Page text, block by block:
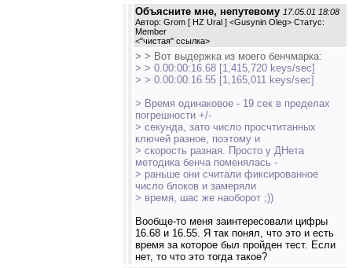
Объясните мне, непутевому 17.05.01 18:08
Автор: Grom [ HZ Ural ] <Gusynin Oleg> Статус:
Member
<"чистая" ссылка>
> > Вот выдержка из моего бенчмарка:
> > 0.00:00:16.68 [1,415,720 keys/sec]
> > 0.00:00:16.55 [1,165,011 keys/sec]
> Время одинаковое - 19 сек в пределах
погрешности +/-
> секунда, зато число просчтитанных
ключей разное, поэтому и
> скорость разная. Просто у ДНета
методика бенча поменялась -
> раньше они считали фиксированное
число блоков и замеряли
> время, шас же наоборот ;))
Вообще-то меня заинтересовали цифры
16.68 и 16.55. Я так понял, что это и есть
время за которое был пройден тест. Если
нет, то что это тогда такое?